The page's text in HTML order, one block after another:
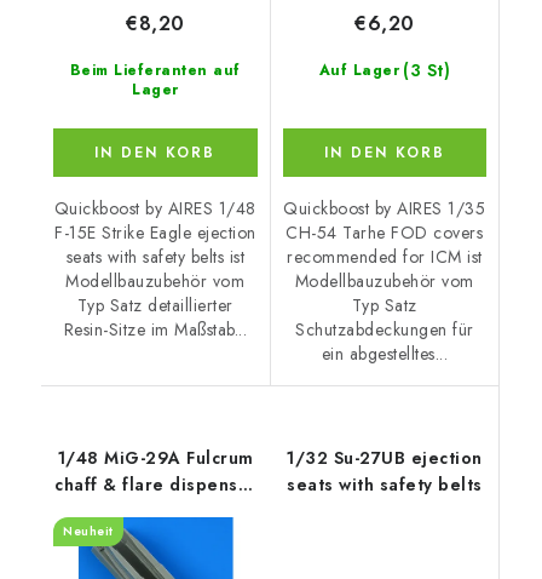
Beim Lieferanten auf
Lager
€8,20
IN DEN KORB
Quickboost by AIRES 1/48
F-15E Strike Eagle ejection
seats with safety belts ist
Modellbauzubehör vom
Typ Satz detaillierter
Resin-Sitze im Maßstab...
Auf Lager (3 St)
€6,20
IN DEN KORB
Quickboost by AIRES 1/35
CH-54 Tarhe FOD covers
recommended for ICM ist
Modellbauzubehör vom
Typ Satz
Schutzabdeckungen für
ein abgestelltes...
1/48 MiG-29A Fulcrum
chaff & flare dispenser
with F.O.D.
recommended for
GWH
Neuheit
1/32 Su-27UB ejection
seats with safety belts